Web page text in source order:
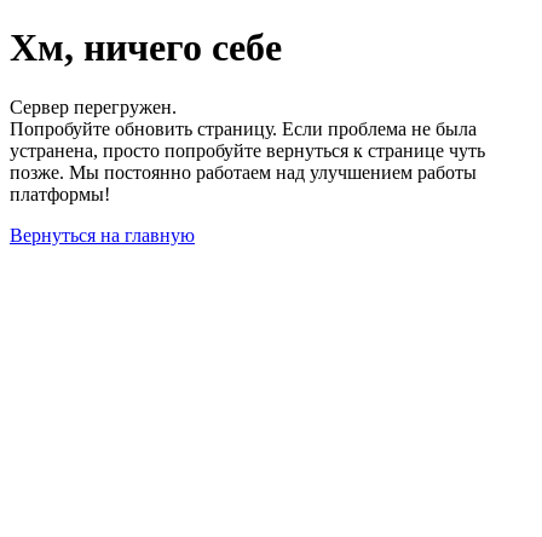
Хм, ничего себе
Сервер перегружен.
Попробуйте обновить страницу. Если проблема не была
устранена, просто попробуйте вернуться к странице чуть
позже. Мы постоянно работаем над улучшением работы
платформы!
Вернуться на главную